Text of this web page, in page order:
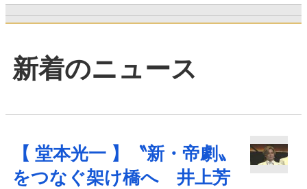
新着のニュース
【 堂本光一 】〝新・帝劇〟
をつなぐ架け橋へ 井上芳